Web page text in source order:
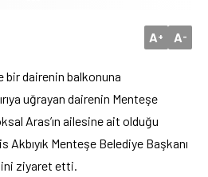
A+ A-
bir dairenin balkonuna
uğrayan dairenin Menteşe
Aras’ın ailesine ait olduğu
Akbıyık Menteşe Belediye Başkanı
ziyaret etti.